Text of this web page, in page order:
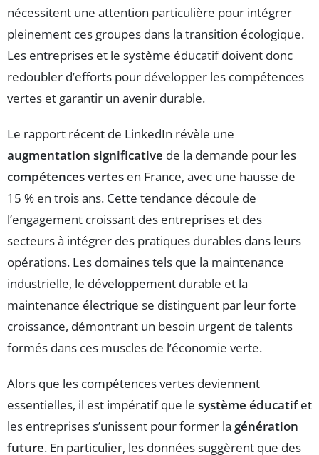
nécessitent une attention particulière pour intégrer
pleinement ces groupes dans la transition écologique.
Les entreprises et le système éducatif doivent donc
redoubler d’efforts pour développer les compétences
vertes et garantir un avenir durable.
Le rapport récent de LinkedIn révèle une
augmentation significative de la demande pour les
compétences vertes en France, avec une hausse de
15 % en trois ans. Cette tendance découle de
l’engagement croissant des entreprises et des
secteurs à intégrer des pratiques durables dans leurs
opérations. Les domaines tels que la maintenance
industrielle, le développement durable et la
maintenance électrique se distinguent par leur forte
croissance, démontrant un besoin urgent de talents
formés dans ces muscles de l’économie verte.
Alors que les compétences vertes deviennent
essentielles, il est impératif que le système éducatifet
les entreprises s’unissent pour former la génération
future. En particulier, les données suggèrent que des